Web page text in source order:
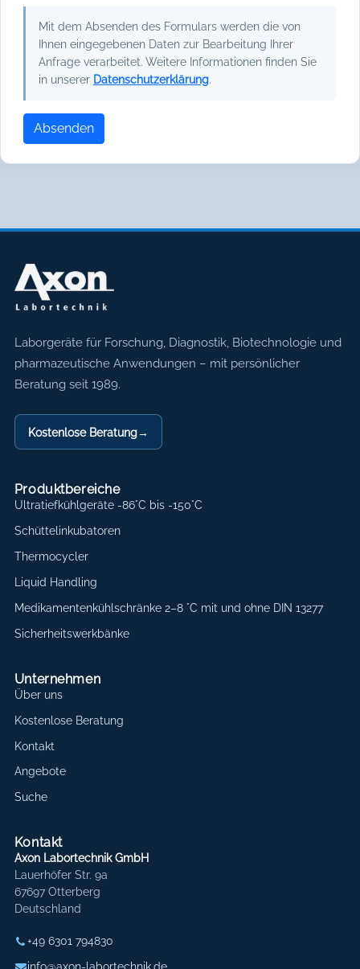
Mit dem Absenden des Formulars werden die von
Ihnen eingegebenen Daten zur Bearbeitung Ihrer
Anfrage verarbeitet. Weitere Informationen finden Sie
in unserer Datenschutzerklärung.
Absenden
Axon Labortechnik
Laborgeräte für Forschung, Diagnostik, Biotechnologie und
pharmazeutische Anwendungen – mit persönlicher
Beratung seit 1989.
Kostenlose Beratung→
Produktbereiche
Ultratiefkühlgeräte -86°C bis -150°C
Schüttelinkubatoren
Thermocycler
Liquid Handling
Medikamentenkühlschränke 2–8 °C mit und ohne DIN 13277
Sicherheitswerkbänke
Unternehmen
Über uns
Kostenlose Beratung
Kontakt
Angebote
Suche
Kontakt
Axon Labortechnik GmbH
Lauerhöfer Str. 9a
67697 Otterberg
Deutschland
+49 6301 794830